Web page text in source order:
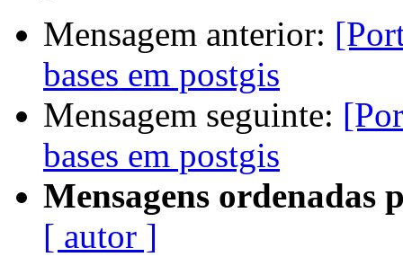
Mensagem anterior:
bases em postgis
Mensagem seguinte:
bases em postgis
Mensagens ordenadas
[ autor ]